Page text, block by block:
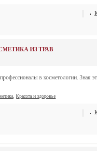
ИЗ ТРАВ
в косметологии. Зная
,Красота и здоровье